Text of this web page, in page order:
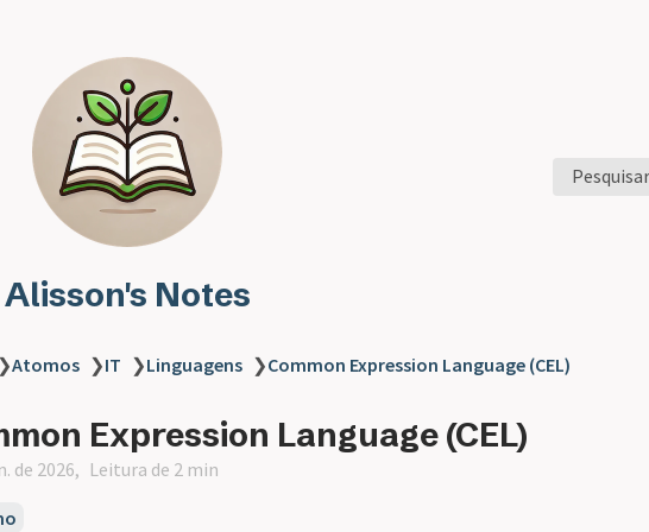
Alisson's Notes
❯Atomos ❯IT ❯Linguagens ❯Common Expression Language (CEL)
Expression Language (CEL)
de 2026 Leitura de 2 min